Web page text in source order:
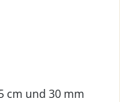
cm und 30 mm